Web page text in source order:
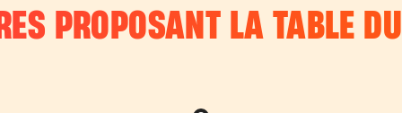
PROPOSANT LA TABLE